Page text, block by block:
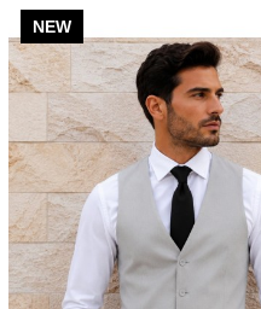
NEW